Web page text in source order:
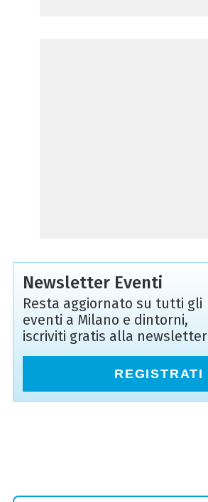
Newsletter Eventi
Resta aggiornato su tutti gli
eventi a Milano e dintorni,
iscriviti gratis alla newsletter
REGISTRATI